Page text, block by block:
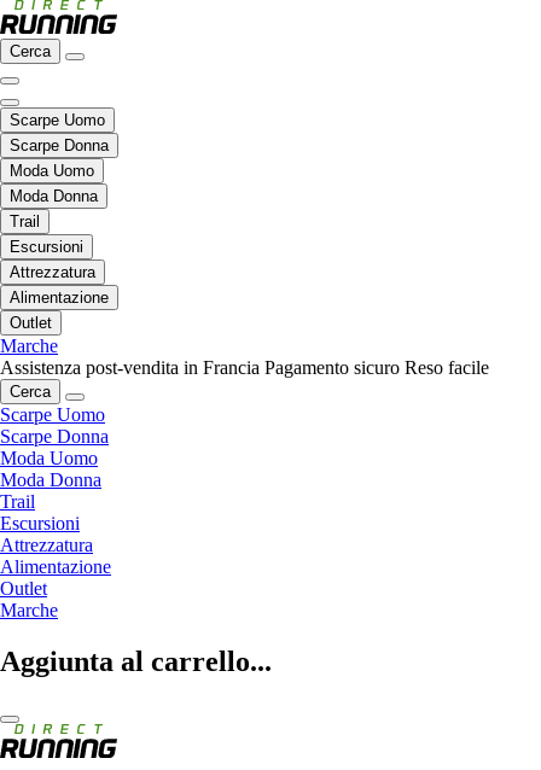
Cerca
Scarpe Uomo
Scarpe Donna
Moda Uomo
Moda Donna
Trail
Escursioni
Attrezzatura
Alimentazione
Outlet
Marche
Assistenza post-vendita in Francia Pagamento sicuro Reso facile
Cerca
Scarpe Uomo
Scarpe Donna
Moda Uomo
Moda Donna
Trail
Escursioni
Attrezzatura
Alimentazione
Outlet
Marche
Aggiunta al carrello...